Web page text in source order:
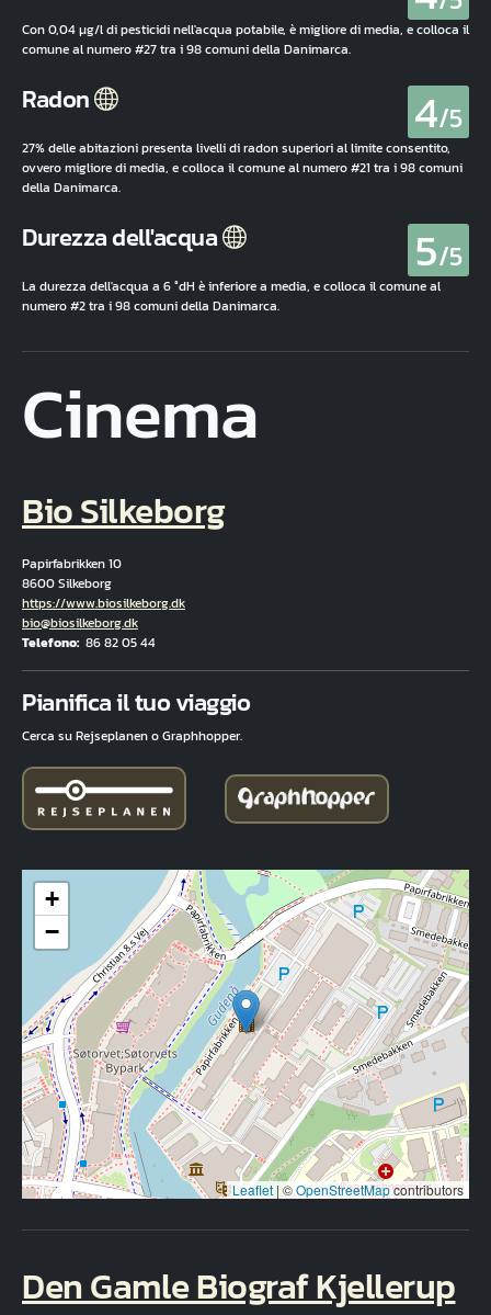
Con 0,04 µg/l di pesticidi nell'acqua potabile, è migliore di media, e colloca il
comune al numero #27 tra i 98 comuni della Danimarca.
Radon 4/5
27% delle abitazioni presenta livelli di radon superiori al limite consentito,
ovvero migliore di media, e colloca il comune al numero #21 tra i 98 comuni
della Danimarca.
Durezza dell'acqua 5/5
La durezza dell'acqua a 6 °dH è inferiore a media, e colloca il comune al
numero #2 tra i 98 comuni della Danimarca.
Cinema
Bio Silkeborg
Papirfabrikken 10
8600 Silkeborg
Hjemmeside
https://www.biosilkeborg.dk
E-mail
bio@biosilkeborg.dk
Telefono 86 82 05 44
Pianifica il tuo viaggio
Cerca su Rejseplanen o Graphhopper.
+
−
Leaflet | ©OpenStreetMapcontributors
Den Gamle Biograf Kjellerup